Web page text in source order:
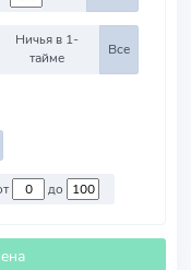
Ничья в 1-
тайме
Все
стоимостью от до